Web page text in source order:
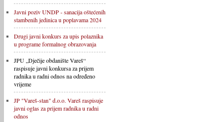
Javni poziv UNDP - sanacija oštećenih
stambenih jedinica u poplavama 2024
Drugi javni konkurs za upis polaznika
u programe formalnog obrazovanja
JPU „Dječije obdanište Vareš“
raspisuje javni konkursa za prijem
radnika u radni odnos na određeno
vrijeme
JP "Vareš-stan" d.o.o. Vareš raspisuje
javni oglas za prijem radnika u radni
odnos